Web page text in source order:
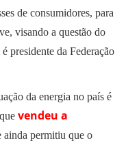
de consumidores, para
visando a questão do
presidente da Federação
da energia no país é
vendeu a
ainda permitiu que o